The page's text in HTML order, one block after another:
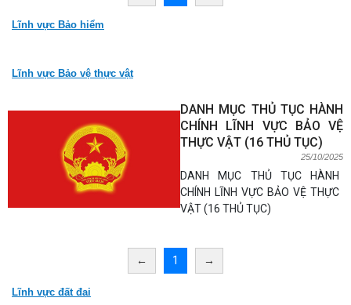
Lĩnh vực Bảo hiểm
Lĩnh vực Bảo vệ thực vật
DANH MỤC THỦ TỤC HÀNH
CHÍNH LĨNH VỰC BẢO VỆ
THỰC VẬT (16 THỦ TỤC)
25/10/2025
DANH MỤC THỦ TỤC HÀNH
CHÍNH LĨNH VỰC BẢO VỆ THỰC
VẬT (16 THỦ TỤC)
← 1 →
Lĩnh vực đất đai